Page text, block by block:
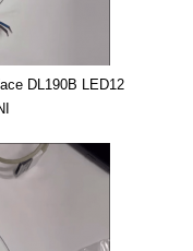
DL190B LED12